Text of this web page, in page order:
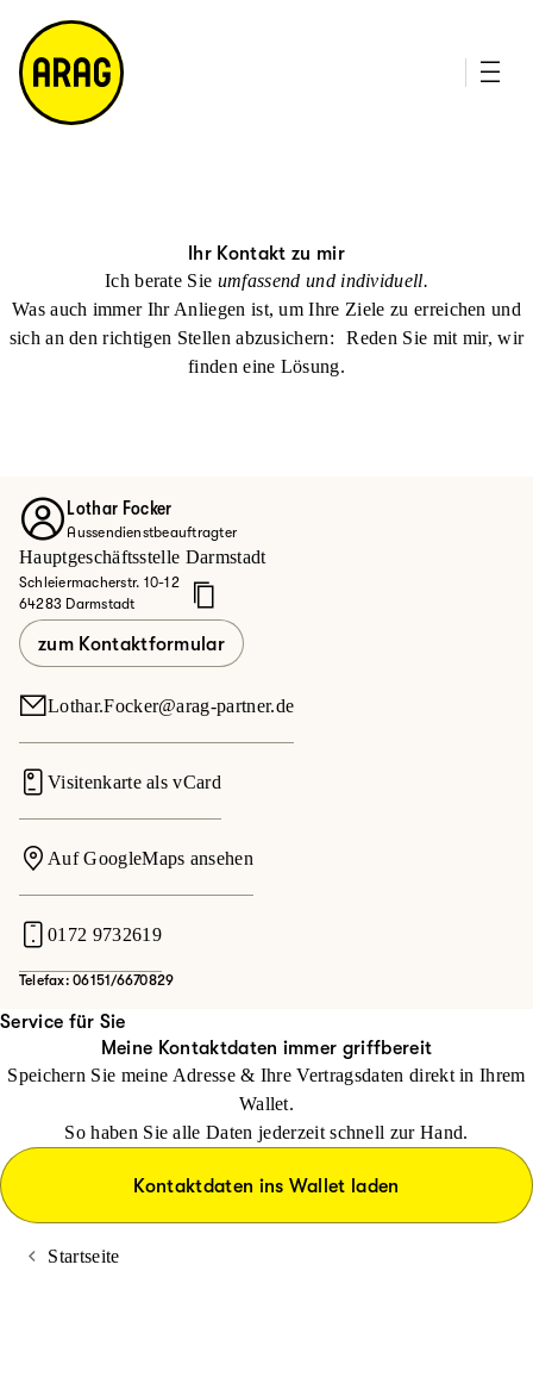
m
a
p
Ihr Kontakt zu mir
Ich berate Sie umfassend und individuell.
Was auch immer Ihr Anliegen ist, um Ihre Ziele zu erreichen und
sich an den richtigen Stellen abzusichern: Reden Sie mit mir, wir
finden eine Lösung.
Lothar Focker
Aussendienstbeauftragter
Hauptgeschäftsstelle Darmstadt
Schleiermacherstr. 10-12
64283 Darmstadt
zum Kontaktformular
Lothar.Focker@arag-partner.de
Visitenkarte als vCard
Auf GoogleMaps ansehen
0172 9732619
Telefax: 06151/6670829
Service für Sie
Meine Kontaktdaten immer griffbereit
Speichern Sie meine Adresse & Ihre Vertragsdaten direkt in Ihrem
Wallet.
So haben Sie alle Daten jederzeit schnell zur Hand.
Kontaktdaten ins Wallet laden
Startseite